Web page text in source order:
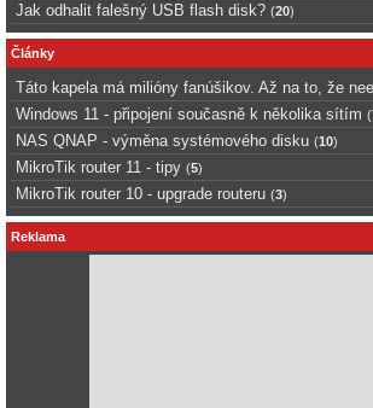
Jak odhalit falešný USB flash disk? (20)
Články
Táto kapela má milióny fanúšikov. Až na to, že
Windows 11 - připojení současně k několika sítím (
NAS QNAP - výměna systémového disku (10)
MikroTik router 11 - tipy (5)
MikroTik router 10 - upgrade routeru (3)
Reklama